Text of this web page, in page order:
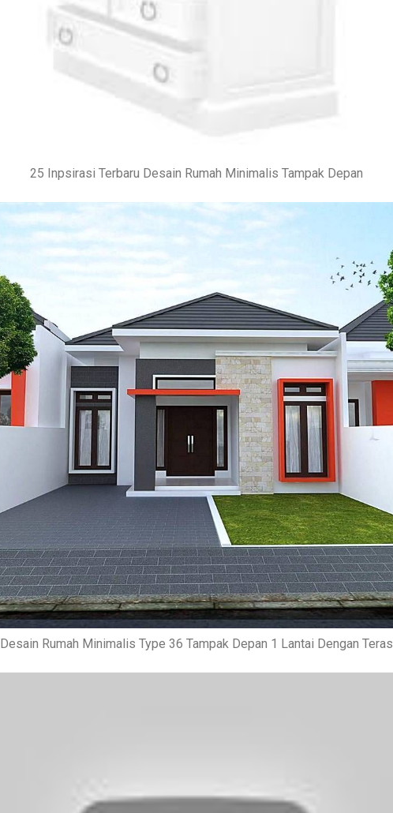
25 Inpsirasi Terbaru Desain Rumah Minimalis Tampak Depan
Desain Rumah Minimalis Type 36 Tampak Depan 1 Lantai Dengan Teras